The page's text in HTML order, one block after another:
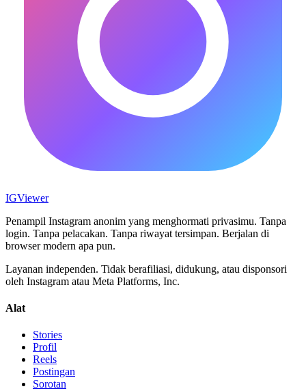
IGViewer
Penampil Instagram anonim yang menghormati privasimu. Tanpa
login. Tanpa pelacakan. Tanpa riwayat tersimpan. Berjalan di
browser modern apa pun.
Layanan independen. Tidak berafiliasi, didukung, atau disponsori
oleh Instagram atau Meta Platforms, Inc.
Alat
Stories
Profil
Reels
Postingan
Sorotan